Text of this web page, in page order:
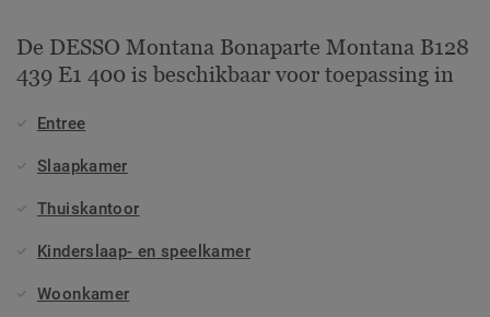
De DESSO Montana Bonaparte Montana B128
439 E1 400 is beschikbaar voor toepassing in
Entree
Slaapkamer
Thuiskantoor
Kinderslaap- en speelkamer
Woonkamer